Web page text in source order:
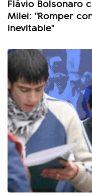
Milei: "Romper
inevitable"